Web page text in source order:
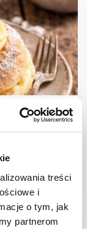
treści
i
o tym, jak
partnerom
12